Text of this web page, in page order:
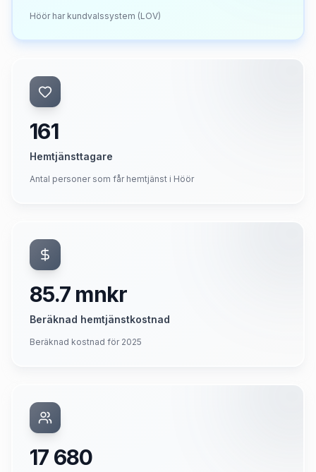
Höör har kundvalssystem (LOV)
161
Hemtjänsttagare
Antal personer som får hemtjänst i Höör
85.7 mnkr
Beräknad hemtjänstkostnad
Beräknad kostnad för 2025
17 680